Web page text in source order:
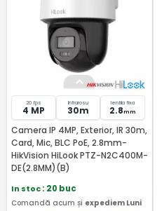
20 fps
4 MP
Infrarosu
30m
lentila fixa
2.8mm
Camera IP 4MP, Exterior, IR 30m,
Card, Mic, BLC PoE, 2.8mm-
HikVision HiLook PTZ-N2C400M-
DE(2.8MM)(B)
In stoc: 20 buc
Comandă acum și expediem Luni